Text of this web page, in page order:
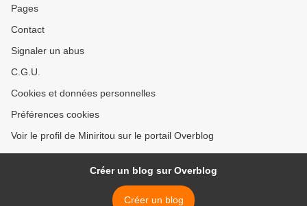
Pages
Contact
Signaler un abus
C.G.U.
Cookies et données personnelles
Préférences cookies
Voir le profil de Miniritou sur le portail Overblog
Créer un blog sur Overblog
Créer un blog